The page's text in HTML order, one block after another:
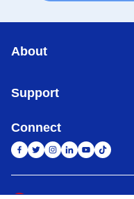
About
Support
Connect